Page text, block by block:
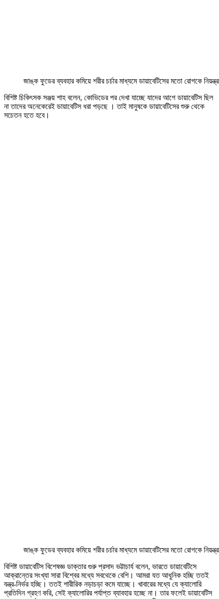
জাঙ্ক ফুডের ব্যবহার কমিয়ে শরীর চর্চার মাধ্যমে ডায়াবেটিসের মতো রোগকে
বিশিষ্ট চিকিৎসক সঞ্জয় শাহ বলেন, কোভিডের পর দেখা যাচ্ছে যাদের আগে ডায়াবেটিস ছিল
না তাদের অনেকেরেই ডায়াবেটিস ধরা পড়ছে । তাই মানুষকে ডায়াবেটিসের শুরু থেকে
সচেতন হতে হবে।
জাঙ্ক ফুডের ব্যবহার কমিয়ে শরীর চর্চার মাধ্যমে ডায়াবেটিসের মতো রোগকে
বিশিষ্ট ডায়াবেটিস বিশেষজ্ঞ ডাক্তার গুরু প্রসাদ ভট্টাচার্য বলেন, ভারতে ডায়াবেটিসে
আক্রান্তের সংখ্যা সারা বিশ্বের মধ্যে সবথেকে বেশি। আমরা যত আধুনিক হচ্ছি ততই
যন্ত্র-নির্ভর হচ্ছি। ততই শারীরিক নড়াচড়া কমে যাচ্ছে। খাবারের মধ্যে যে ক্যালোরি
প্রতিদিন গ্রহণ করি, সেই ক্যালোরির পর্যাপ্ত ব্যাবহার হচ্ছে না। তার ফলেই ডায়াবেটিস